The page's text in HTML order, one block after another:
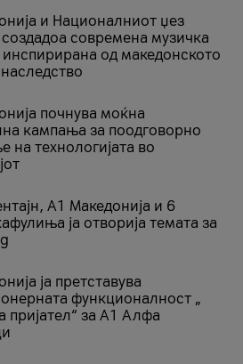
и Националниот џез
современа музичка
инспирирана од македонското
почнува моќна
кампања за поодговорно
на технологијата во
A1 Македонија и 6
ја отворија темата за
ја претставува
функционалност „
пријател“ за А1 Алфа